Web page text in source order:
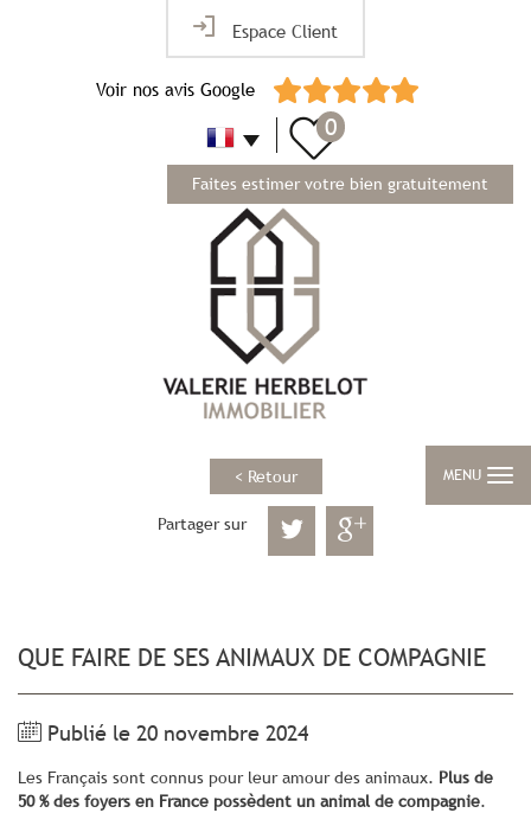
Espace Client
Voir nos avis Google
Faites estimer votre bien gratuitement
0
MENU
< Retour
Partager sur
QUE FAIRE DE SES ANIMAUX DE COMPAGNIE
Publié le 20 novembre 2024
Les Français sont connus pour leur amour des animaux. Plus de
50 % des foyers en France possèdent un animal de compagnie.